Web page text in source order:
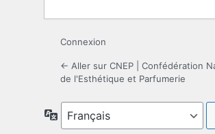
Connexion
← Aller sur CNEP | Confédération
de l'Esthétique et Parfumerie
Langue